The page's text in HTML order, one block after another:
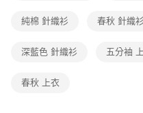
３．收到繳費通知簡訊後14天內
購買商品的店家。未經商家同意
※ 交易是否成功請以「AFTEE先
每筆NT$90，滿NT$3,600(含
付款後7-11取貨
純棉 針織衫 春秋 針織衫
深藍色 針織衫 五分袖
春秋 上衣